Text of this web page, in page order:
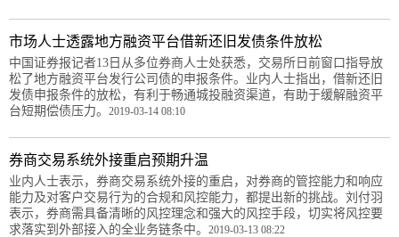
市场人士透露地方融资平台借新还旧发债条件放松
中国证券报记者13日从多位券商人士处获悉，交易所日前窗口指导放
松了地方融资平台发行公司债的申报条件。业内人士指出，借新还旧
发债申报条件的放松，有利于畅通城投融资渠道，有助于缓解融资平
台短期偿债压力。 2019-03-14 08:10
券商交易系统外接重启预期升温
业内人士表示，券商交易系统外接的重启，对券商的管控能力和响应
能力及对客户交易行为的合规和风控能力，都提出新的挑战。刘付羽
表示，券商需具备清晰的风控理念和强大的风控手段，切实将风控要
求落实到外部接入的全业务链条中。 2019-03-13 08:22